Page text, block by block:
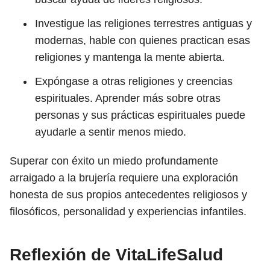
Investigue las religiones terrestres antiguas y
modernas, hable con quienes practican esas
religiones y mantenga la mente abierta.
Expóngase a otras religiones y creencias
espirituales. Aprender más sobre otras
personas y sus prácticas espirituales puede
ayudarle a sentir menos miedo.
Superar con éxito un miedo profundamente
arraigado a la brujería requiere una exploración
honesta de sus propios antecedentes religiosos y
filosóficos, personalidad y experiencias infantiles.
Reflexión de VitaLifeSalud